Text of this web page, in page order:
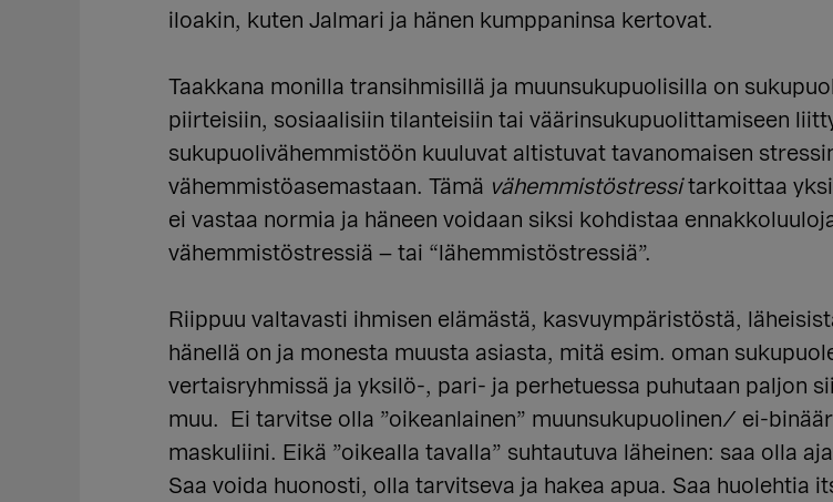
iloakin, kuten Jalmari ja hänen kumppaninsa kertovat.
Taakkana monilla transihmisillä ja muunsukupuolisilla on
piirteisiin, sosiaalisiin tilanteisiin tai väärinsukupuolittamiseen
sukupuolivähemmistöön kuuluvat altistuvat tavanomaisen
vähemmistöasemastaan. Tämä vähemmistöstressitarkoittaa
ei vastaa normia ja häneen voidaan siksi kohdistaa
vähemmistöstressiä – tai “lähemmistöstressiä”.
Riippuu valtavasti ihmisen elämästä, kasvuympäristöstä,
hänellä on ja monesta muusta asiasta, mitä esim. oman
vertaisryhmissä ja yksilö-, pari- ja perhetuessa puhutaan paljon
muu. Ei tarvitse olla ”oikeanlainen” muunsukupuolinen/ ei-
maskuliini. Eikä ”oikealla tavalla” suhtautuva läheinen: saa olla
Saa voida huonosti, olla tarvitseva ja hakea apua. Saa huolehtia